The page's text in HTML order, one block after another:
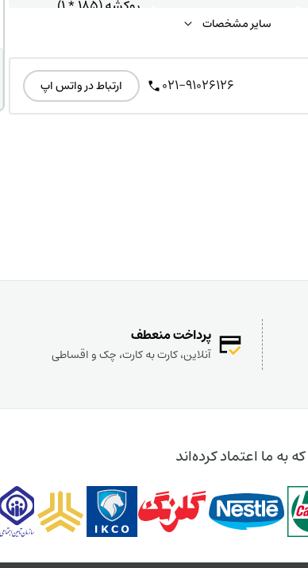
روکشه (185 * 1)
سایر مشخصات
021-91026126 ارتباط در واتس اپ
پرداخت منعطف
آنلاین، کارت به کارت، چک و اقساطی
به ما اعتماد کرده‌اند